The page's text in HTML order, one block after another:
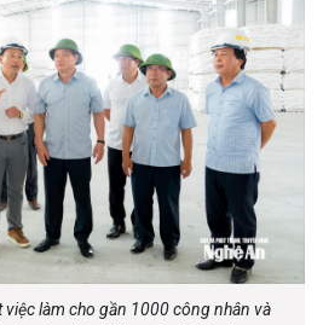
việc làm cho gần 1000 công nhân và